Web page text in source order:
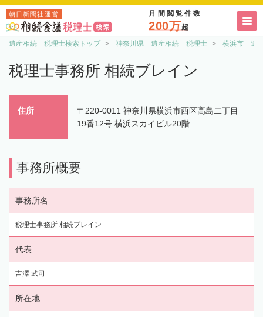
朝日新聞社運営 月間閲覧件数
200万超
遺産相続 税理士検索トップ 神奈川県 遺産相続 税理士 横浜市 遺
税理士事務所 相続ブレイン
住所
〒220-0011 神奈川県横浜市西区高島二丁目
19番12号 横浜スカイビル20階
事務所概要
事務所名
税理士事務所 相続ブレイン
代表
吉澤 武司
所在地